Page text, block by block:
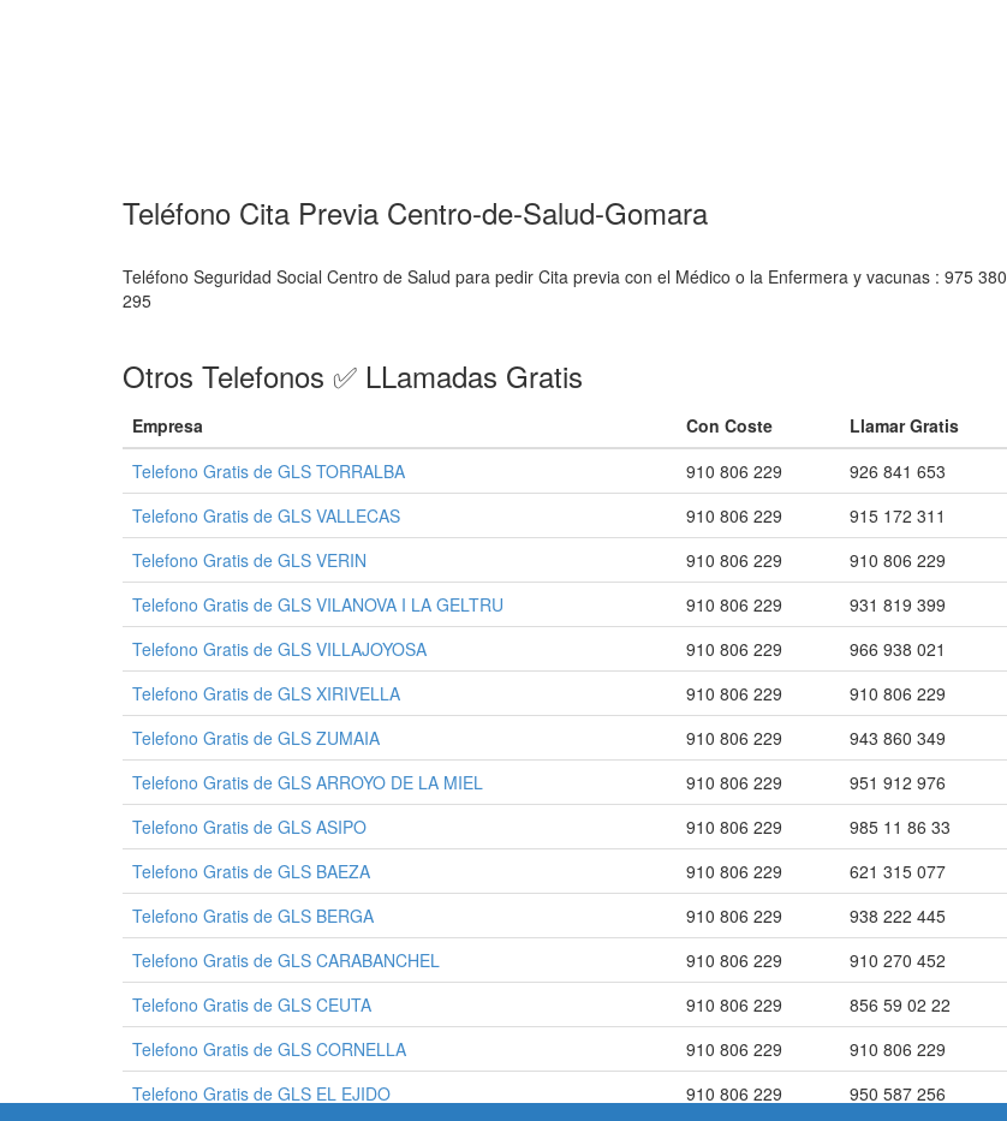
Teléfono Cita Previa Centro-de-Salud-Gomara
Teléfono Seguridad Social Centro de Salud para pedir Cita previa con el Médico o la Enfermera y vacunas : 975 380
295
Otros Telefonos ✅ LLamadas Gratis
Empresa Con Coste
Llamar Gratis
Telefono Gratis de GLS TORRALBA
910 806 229
926 841 653
Telefono Gratis de GLS VALLECAS
910 806 229
915 172 311
Telefono Gratis de GLS VERIN
910 806 229
910 806 229
Telefono Gratis de GLS VILANOVA I LA GELTRU
910 806 229
931 819 399
Telefono Gratis de GLS VILLAJOYOSA
910 806 229
966 938 021
Telefono Gratis de GLS XIRIVELLA
910 806 229
910 806 229
Telefono Gratis de GLS ZUMAIA
910 806 229
943 860 349
Telefono Gratis de GLS ARROYO DE LA MIEL
910 806 229
951 912 976
Telefono Gratis de GLS ASIPO
910 806 229
985 11 86 33
Telefono Gratis de GLS BAEZA
910 806 229
621 315 077
Telefono Gratis de GLS BERGA
910 806 229
938 222 445
Telefono Gratis de GLS CARABANCHEL
910 806 229
910 270 452
Telefono Gratis de GLS CEUTA
910 806 229
856 59 02 22
Telefono Gratis de GLS CORNELLA
910 806 229
910 806 229
Telefono Gratis de GLS EL EJIDO
910 806 229 950 587 256